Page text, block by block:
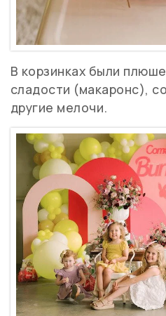
В корзинках были
сладости (макаронс),
другие мелочи.